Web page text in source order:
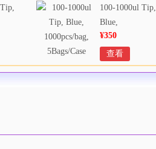
100-1000ul Tip,
Blue,
1000pcs/bag,
5Bags/Case
¥350
查看